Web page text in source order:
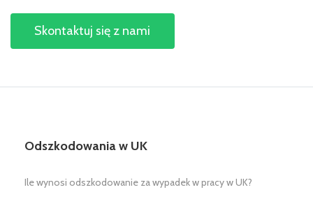
Skontaktuj się z nami
Odszkodowania w UK
Ile wynosi odszkodowanie za wypadek w pracy w UK?